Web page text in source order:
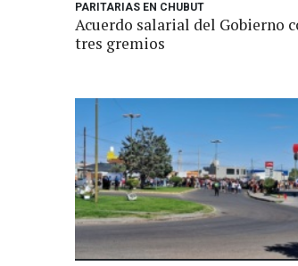
PARITARIAS EN CHUBUT
Acuerdo salarial del Gobierno
tres gremios